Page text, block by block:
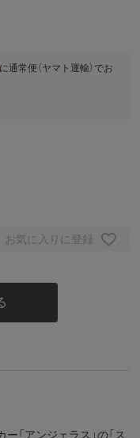
に通常便（ヤマト運輸） でお
お気に入りに登録
「アンジェラス」の「ス